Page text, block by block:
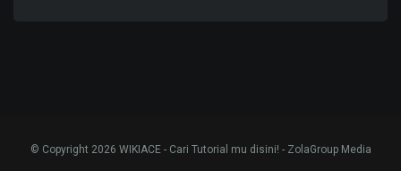
© Copyright 2026 WIKIACE - Cari Tutorial mu disini! - ZolaGroup Media